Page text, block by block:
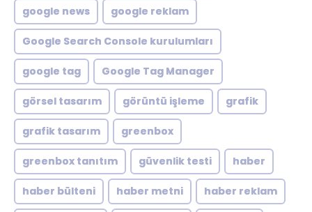
google news google reklam
Google Search Console kurulumları
google tag Google Tag Manager
görsel tasarım görüntü işleme grafik
grafik tasarım greenbox
greenbox tanıtım güvenlik testi haber
haber bülteni haber metni haber reklam